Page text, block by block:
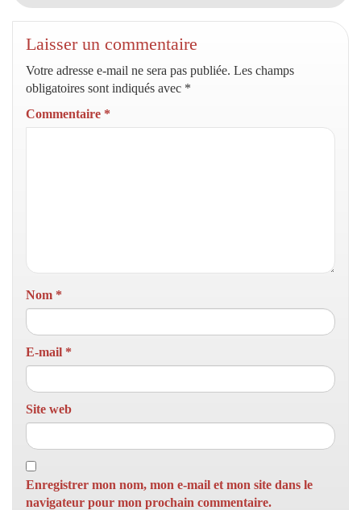
Laisser un commentaire
Votre adresse e-mail ne sera pas publiée. Les champs
obligatoires sont indiqués avec *
Commentaire *
Nom *
E-mail *
Site web
Enregistrer mon nom, mon e-mail et mon site dans le
navigateur pour mon prochain commentaire.